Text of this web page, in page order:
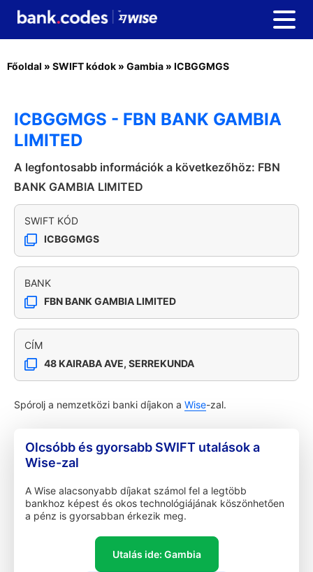
Főoldal » SWIFT kódok » Gambia » ICBGGMGS
ICBGGMGS - FBN BANK GAMBIA
LIMITED
A legfontosabb információk a következőhöz: FBN
BANK GAMBIA LIMITED
SWIFT KÓD
ICBGGMGS
BANK
FBN BANK GAMBIA LIMITED
CÍM
48 KAIRABA AVE, SERREKUNDA
Spórolj a nemzetközi banki díjakon a Wise-zal.
Olcsóbb és gyorsabb SWIFT utalások a
Wise-zal
A Wise alacsonyabb díjakat számol fel a legtöbb
bankhoz képest és okos technológiájának köszönhetően
a pénz is gyorsabban érkezik meg.
Utalás ide: Gambia